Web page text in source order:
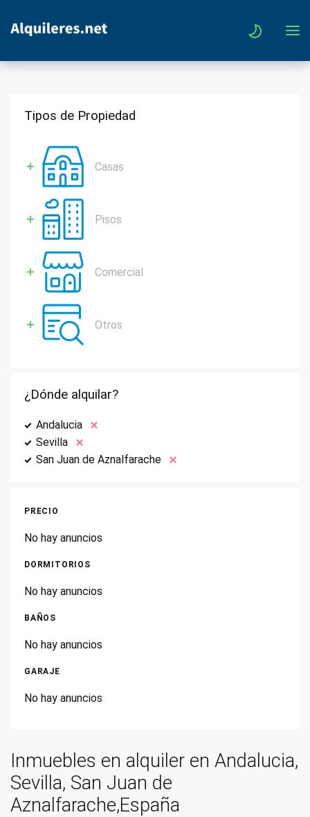
Tipos de Propiedad
Casas
Pisos
Comercial
Otros
¿Dónde alquilar?
Andalucia
Sevilla
San Juan de Aznalfarache
PRECIO
No hay anuncios
DORMITORIOS
No hay anuncios
BAÑOS
No hay anuncios
GARAJE
No hay anuncios
Inmuebles en alquiler en Andalucia,
Sevilla, San Juan de
Aznalfarache,España